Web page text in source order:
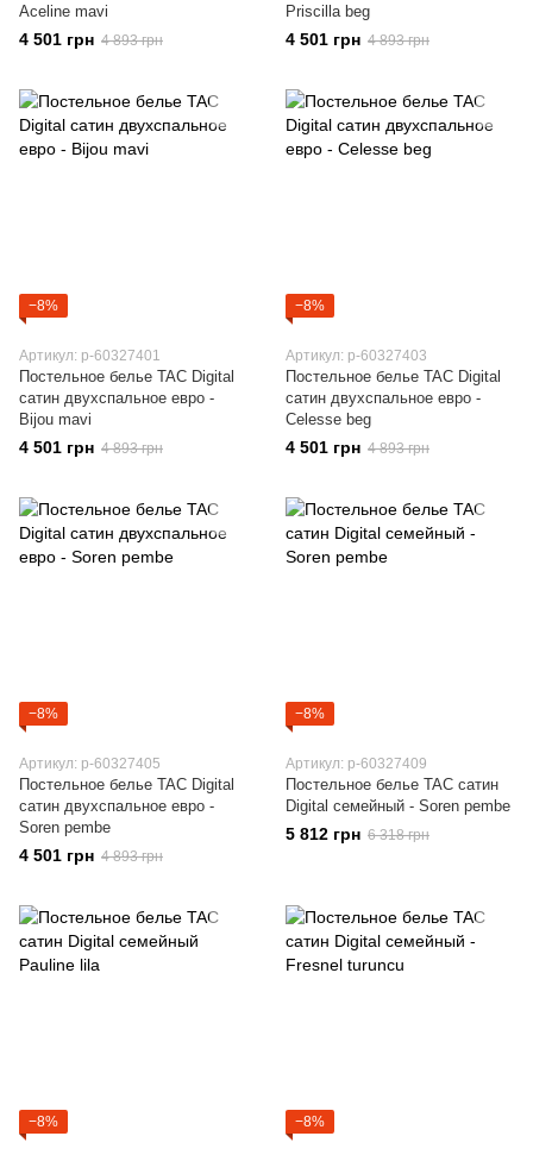
Aceline mavi
4 501 грн 4 893 грн
Priscilla beg
4 501 грн 4 893 грн
−8%
Артикул: p-60327401
Постельное белье TAC Digital
сатин двухспальное евро -
Bijou mavi
4 501 грн 4 893 грн
−8%
Артикул: p-60327403
Постельное белье TAC Digital
сатин двухспальное евро -
Celesse beg
4 501 грн 4 893 грн
−8%
Артикул: p-60327405
Постельное белье TAC Digital
сатин двухспальное евро -
Soren pembe
4 501 грн 4 893 грн
−8%
Артикул: p-60327409
Постельное белье TAC сатин
Digital семейный - Soren pembe
5 812 грн 6 318 грн
−8% −8%